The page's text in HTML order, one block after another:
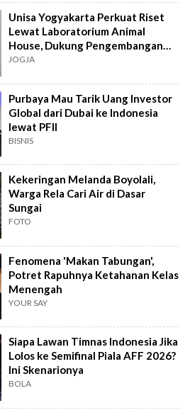
Unisa Yogyakarta Perkuat Riset
Lewat Laboratorium Animal
House, Dukung Pengembangan
Kandidat Obat
JOGJA
Purbaya Mau Tarik Uang Investor
Global dari Dubai ke Indonesia
lewat PFII
BISNIS
Kekeringan Melanda Boyolali,
Warga Rela Cari Air di Dasar
Sungai
FOTO
Fenomena 'Makan Tabungan',
Potret Rapuhnya Ketahanan Kelas
Menengah
YOUR SAY
Siapa Lawan Timnas Indonesia Jika
Lolos ke Semifinal Piala AFF 2026?
Ini Skenarionya
BOLA